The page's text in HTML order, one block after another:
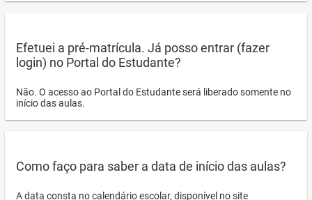
Efetuei a pré-matrícula. Já posso entrar (fazer
login) no Portal do Estudante?
Não. O acesso ao Portal do Estudante será liberado somente no
início das aulas.
Como faço para saber a data de início das aulas?
A data consta no calendário escolar, disponível no site